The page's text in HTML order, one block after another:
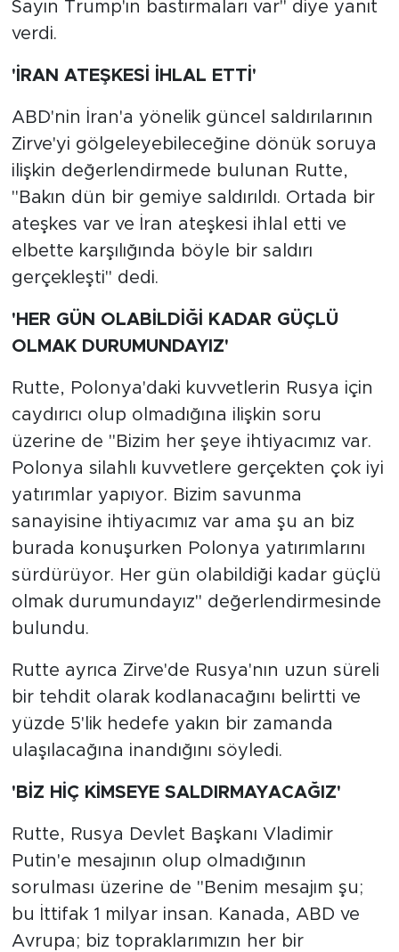
Sayın Trump'ın bastırmaları var" diye yanıt
verdi.
'İRAN ATEŞKESİ İHLAL ETTİ'
ABD'nin İran'a yönelik güncel saldırılarının
Zirve'yi gölgeleyebileceğine dönük soruya
ilişkin değerlendirmede bulunan Rutte,
"Bakın dün bir gemiye saldırıldı. Ortada bir
ateşkes var ve İran ateşkesi ihlal etti ve
elbette karşılığında böyle bir saldırı
gerçekleşti" dedi.
'HER GÜN OLABİLDİĞİ KADAR GÜÇLÜ
OLMAK DURUMUNDAYIZ'
Rutte, Polonya'daki kuvvetlerin Rusya için
caydırıcı olup olmadığına ilişkin soru
üzerine de "Bizim her şeye ihtiyacımız var.
Polonya silahlı kuvvetlere gerçekten çok iyi
yatırımlar yapıyor. Bizim savunma
sanayisine ihtiyacımız var ama şu an biz
burada konuşurken Polonya yatırımlarını
sürdürüyor. Her gün olabildiği kadar güçlü
olmak durumundayız" değerlendirmesinde
bulundu.
Rutte ayrıca Zirve'de Rusya'nın uzun süreli
bir tehdit olarak kodlanacağını belirtti ve
yüzde 5'lik hedefe yakın bir zamanda
ulaşılacağına inandığını söyledi.
'BİZ HİÇ KİMSEYE SALDIRMAYACAĞIZ'
Rutte, Rusya Devlet Başkanı Vladimir
Putin'e mesajının olup olmadığının
sorulması üzerine de "Benim mesajım şu;
bu İttifak 1 milyar insan. Kanada, ABD ve
Avrupa; biz topraklarımızın her bir